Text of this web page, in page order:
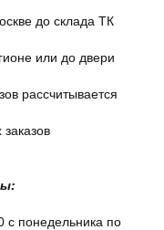
до склада ТК
или до двери
рассчитывается
с понедельника по